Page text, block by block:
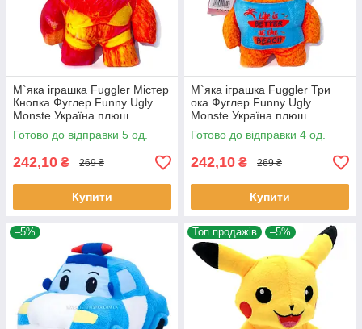
М`яка іграшка Fuggler Містер
Кнопка Фуглер Funny Ugly
Monste Україна плюш
24*16*5см (00516-4)
Готово до відправки 5 од.
242,10 ₴ 269 ₴
Купити
М`яка іграшка Fuggler Три
ока Фуглер Funny Ugly
Monste Україна плюш
24*16*5см (00516-5)
Готово до відправки 4 од.
242,10 ₴ 269 ₴
Купити
–5% Топ продажів –5%